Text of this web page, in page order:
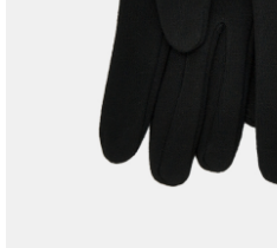
Москва